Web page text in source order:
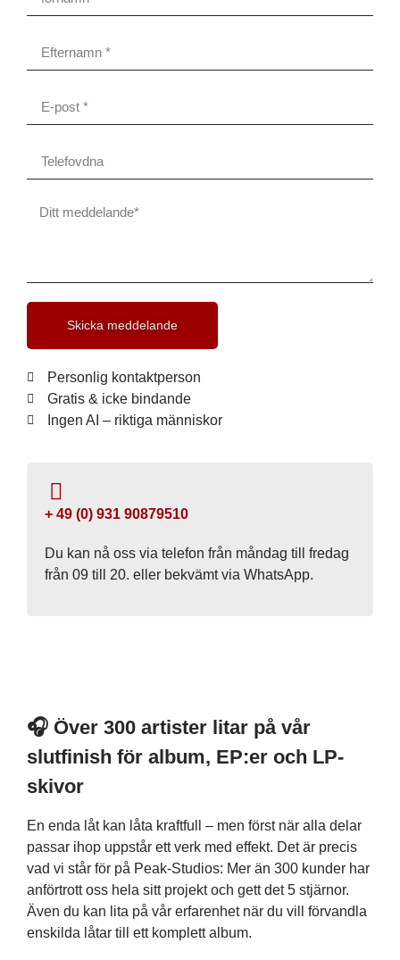
Skicka meddelande
Personlig kontaktperson
Gratis & icke bindande
Ingen AI – riktiga människor
+ 49 (0) 931 90879510
Du kan nå oss via telefon från måndag till fredag ​​
från 09 till 20. eller bekvämt via WhatsApp.
🎧 Över 300 artister litar på vår
slutfinish för album, EP:er och LP-
skivor
En enda låt kan låta kraftfull – men först när alla delar
passar ihop uppstår ett verk med effekt. Det är precis
vad vi står för på Peak-Studios: Mer än 300 kunder har
anförtrott oss hela sitt projekt och gett det 5 stjärnor.
Även du kan lita på vår erfarenhet när du vill förvandla
enskilda låtar till ett komplett album.